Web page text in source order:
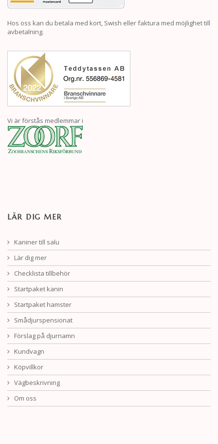
Hos oss kan du betala med kort, Swish eller faktura med möjlighet till
avbetalning.
Vi är förstås medlemmar i
LÄR DIG MER
Kaniner till salu
Lär dig mer
Checklista tillbehör
Startpaket kanin
Startpaket hamster
Smådjurspensionat
Förslag på djurnamn
Kundvagn
Köpvillkor
Vägbeskrivning
Om oss